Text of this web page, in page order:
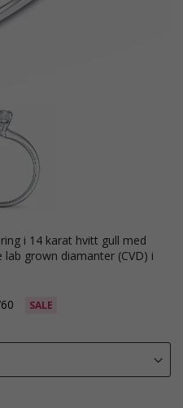
grown diamanter (CVD) i
SALE